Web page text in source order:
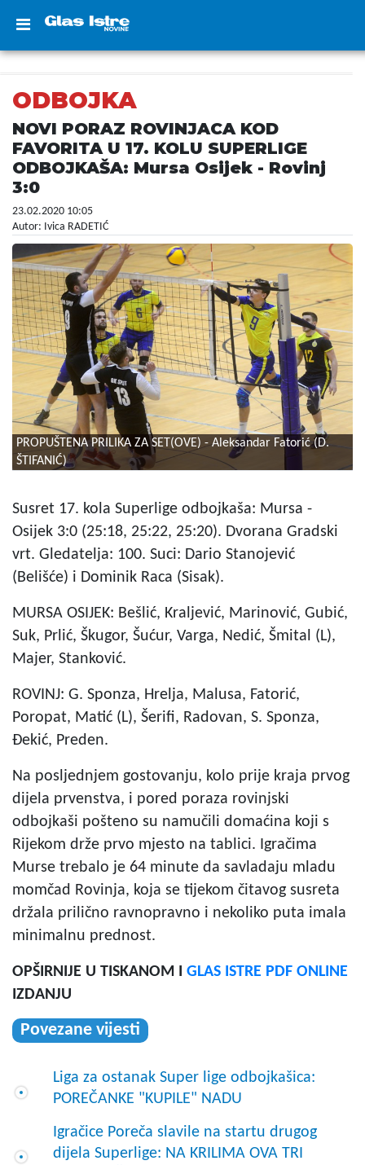
ODBOJKA
NOVI PORAZ ROVINJACA KOD
FAVORITA U 17. KOLU SUPERLIGE
ODBOJKAŠA: Mursa Osijek - Rovinj
3:0
23.02.2020 10:05
Autor: Ivica RADETIĆ
PROPUŠTENA PRILIKA ZA SET(OVE) - Aleksandar Fatorić (D.
ŠTIFANIĆ)
Susret 17. kola Superlige odbojkaša: Mursa -
Osijek 3:0 (25:18, 25:22, 25:20). Dvorana Gradski
vrt. Gledatelja: 100. Suci: Dario Stanojević
(Belišće) i Dominik Raca (Sisak).
MURSA OSIJEK: Bešlić, Kraljević, Marinović, Gubić,
Suk, Prlić, Škugor, Šućur, Varga, Nedić, Šmital (L),
Majer, Stanković.
ROVINJ: G. Sponza, Hrelja, Malusa, Fatorić,
Poropat, Matić (L), Šerifi, Radovan, S. Sponza,
Đekić, Preden.
Na posljednjem gostovanju, kolo prije kraja prvog
dijela prvenstva, i pored poraza rovinjski
odbojkaši pošteno su namučili domaćina koji s
Rijekom drže prvo mjesto na tablici. Igračima
Murse trebalo je 64 minute da savladaju mladu
momčad Rovinja, koja se tijekom čitavog susreta
držala prilično ravnopravno i nekoliko puta imala
minimalnu prednost.
OPŠIRNIJE U TISKANOM I GLAS ISTRE PDF ONLINE
IZDANJU
Povezane vijesti
Liga za ostanak Super lige odbojkašica:
POREČANKE "KUPILE" NADU
Igračice Poreča slavile na startu drugog
dijela Superlige: NA KRILIMA OVA TRI